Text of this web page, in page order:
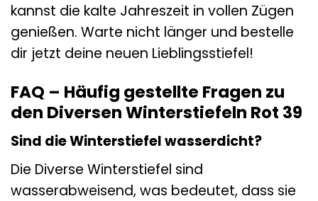
kannst die kalte Jahreszeit in vollen Zügen
genießen. Warte nicht länger und bestelle
dir jetzt deine neuen Lieblingsstiefel!
FAQ – Häufig gestellte Fragen zu
den Diversen Winterstiefeln Rot 39
Sind die Winterstiefel wasserdicht?
Die Diverse Winterstiefel sind
wasserabweisend, was bedeutet, dass sie